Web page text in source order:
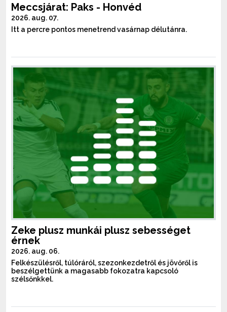
Meccsjárat: Paks - Honvéd
2026. aug. 07.
Itt a percre pontos menetrend vasárnap délutánra.
Zeke plusz munkái plusz sebességet
érnek
2026. aug. 06.
Felkészülésről, túlóráról, szezonkezdetről és jövőről is
beszélgettünk a magasabb fokozatra kapcsoló
szélsőnkkel.